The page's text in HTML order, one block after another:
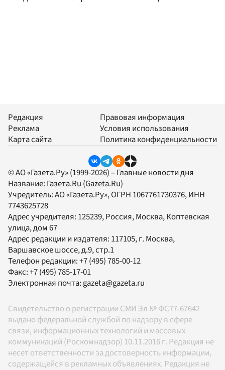
Редакция
Реклама
Карта сайта
Правовая информация
Условия использования
Политика конфиденциальности
© АО «Газета.Ру» (1999-2026) – Главные новости дня
Название: Газета.Ru (Gazeta.Ru)
Учредитель:АО «Газета.Ру», ОГРН 1067761730376, ИНН
7743625728
Адрес учредителя: 125239, Россия, Москва, Коптевская
улица, дом 67
Адрес редакции и издателя: 117105, г. Москва,
Варшавское шоссе, д.9, стр.1
Телефон редакции:+7 (495) 785-00-12
Факс:+7 (495) 785-17-01
Электронная почта: gazeta@gazeta.ru
Свидетельство о регистрации СМИ Эл № ФС77-67642
выдано федеральной службой по надзору в сфере
связи, информационных технологий и массовых
коммуникаций (Роскомнадзор) 10.11.2016 г. Редакция не
несет ответственности за достоверность информации,
содержащейся в рекламных объявлениях. Редакция не